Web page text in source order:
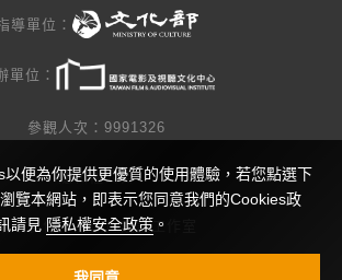
導單位：
單位：
參觀人次：9991326
隱私權公告
站製作 / 瓜口瓜設計工作室
視覺設計 / 查理小姐工作室
便為你提供更優質的使用體驗，若您點選下
覽本網站，即表示您同意我們的Cookies政
請見 隱私權安全政策 。